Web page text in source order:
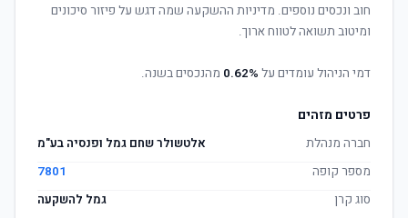
חוב ונכסים נוספים. מדיניות ההשקעה שמה דגש על פיזור סיכונים
ומיטוב תשואה לטווח ארוך.
דמי הניהול עומדים על 0.62% מהנכסים בשנה.
פרטים מזהים
חברה מנהלת
אלטשולר שחם גמל ופנסיה בע"מ
מספר קופה
7801
סוג קרן
גמל להשקעה